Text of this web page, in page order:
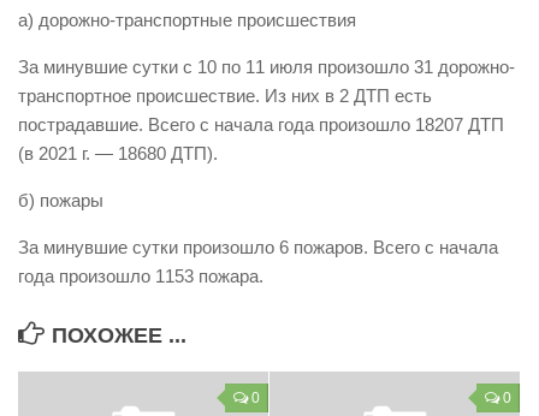
Как стать спасателем
Уголок гражданской обороны
Пресс-центр
СМИ о нас
Фотогалерея
Обращения
а) дорожно-транспортные происшествия
За минувшие сутки с 10 по 11 июля произошло 31 дорожно-
транспортное происшествие. Из них в 2 ДТП есть
пострадавшие. Всего с начала года произошло 18207 ДТП
(в 2021 г. — 18680 ДТП).
б) пожары
За минувшие сутки произошло 6 пожаров. Всего с начала
года произошло 1153 пожара.
ПОХОЖЕЕ ...
0 0